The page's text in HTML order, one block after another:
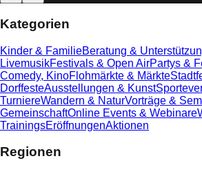
Kategorien
Kinder & FamilieBeratung &
LivemusikFestivals & Open AirPartys &
Comedy, KinoFlohmärkte & Märkte
DorffesteAusstellungen & Kunst
TurniereWandern & NaturVorträge &
GemeinschaftOnline Events & Webinare
TrainingsEröffnungenAktionen
Regionen